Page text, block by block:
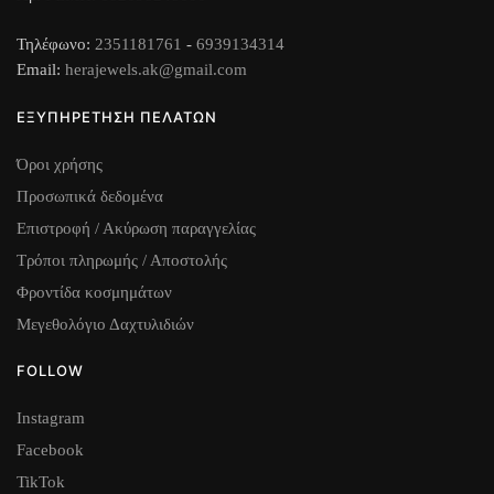
Τηλέφωνο: 2351181761 - 6939134314
Email: herajewels.ak@gmail.com
ΕΞΥΠΗΡΕΤΗΣΗ ΠΕΛΑΤΩΝ
Όροι χρήσης
Προσωπικά δεδομένα
Επιστροφή / Ακύρωση παραγγελίας
Τρόποι πληρωμής / Αποστολής
Φροντίδα κοσμημάτων
Μεγεθολόγιο Δαχτυλιδιών
FOLLOW
Instagram
Facebook
TikTok